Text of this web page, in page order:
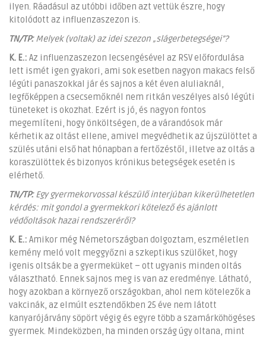
ilyen. Ráadásul az utóbbi időben azt vettük észre, hogy
kitolódott az influenzaszezon is.
TN/TP:Melyek (voltak) az idei szezon „slágerbetegségei”?
K. E.: Az influenzaszezon lecsengésével az RSV előfordulása
lett ismét igen gyakori, ami sok esetben nagyon makacs felső
légúti panaszokkal jár és sajnos a két éven aluliaknál,
legfőképpen a csecsemőknél nem ritkán veszélyes alsó légúti
tüneteket is okozhat. Ezért is jó, és nagyon fontos
megemlíteni, hogy önköltségen, de a várandósok már
kérhetik az oltást ellene, amivel megvédhetik az újszülöttet a
szülés utáni első hat hónapban a fertőzéstől, illetve az oltás a
koraszülöttek és bizonyos krónikus betegségek esetén is
elérhető.
TN/TP:Egy gyermekorvossal készülő interjúban kikerülhetetlen
kérdés: mit gondol a gyermekkori kötelező és ajánlott
védőoltások hazai rendszeréről?
K. E.: Amikor még Németországban dolgoztam, eszméletlen
kemény meló volt meggyőzni a szkeptikus szülőket, hogy
igenis oltsák be a gyermeküket – ott ugyanis minden oltás
választható. Ennek sajnos meg is van az eredménye. Látható,
hogy azokban a környező országokban, ahol nem kötelezők a
vakcinák, az elmúlt esztendőkben 25 éve nem látott
kanyarójárvány söpört végig és egyre több a szamárköhögéses
gyermek. Mindeközben, ha minden ország úgy oltana, mint